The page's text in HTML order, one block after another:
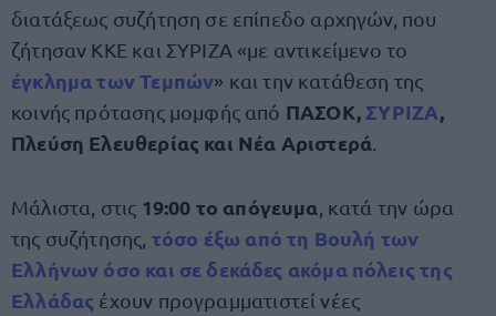
διατάξεως συζήτηση σε επίπεδο αρχηγών, που
ζήτησαν ΚΚΕ και ΣΥΡΙΖΑ «με αντικείμενο το
έγκλημα των Τεμπών» και την κατάθεση της
κοινής πρότασης μομφής από ΠΑΣΟΚ, ΣΥΡΙΖΑ,
Πλεύση Ελευθερίας και Νέα Αριστερά
Μάλιστα, στις 19:00 το απόγευμα , κατά την ώρα
της συζήτησης, τόσο έξω από τη Βουλή των
Ελλήνων όσο και σε δεκάδες ακόμα πόλεις της
Ελλάδας έχουν προγραμματιστεί νέες